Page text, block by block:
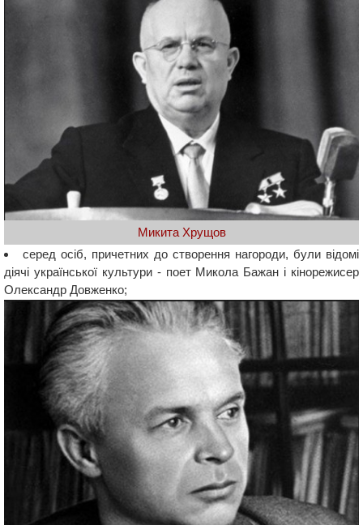
Микита Хрущов
серед осіб, причетних до створення нагороди, були відомі
діячі української культури - поет Микола Бажан і кінорежисер
Олександр Довженко;